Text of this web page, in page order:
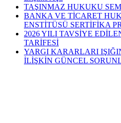
TAŞINMAZ HUKUKU
BANKA VE TİCARET
ENSTİTÜSÜ SERTİFİKA
2026 YILI TAVSİYE
TARİFESİ
YARGI KARARLARI
İLİŞKİN GÜNCEL